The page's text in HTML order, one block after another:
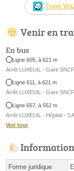
Trajet
Venir en
En bus
Ligne 605, à 621 m
Arrêt LUXEUIL - Gare
Ligne 611, à 621 m
Arrêt LUXEUIL - Gare
Ligne 657, à 552 m
Arrêt LUXEUIL - Hôpital - 3
Voir tout
Forme juridique